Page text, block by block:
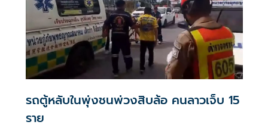
รถตู้หลับในพุ่งชนพ่วงสิบล้อ คนลาวเจ็บ 15
ราย